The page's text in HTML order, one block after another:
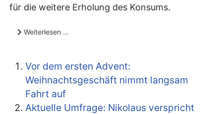
für die weitere Erholung des Konsums.
Weiterlesen …
Vor dem ersten Advent:
Weihnachtsgeschäft nimmt langsam
Fahrt auf
Aktuelle Umfrage: Nikolaus verspricht